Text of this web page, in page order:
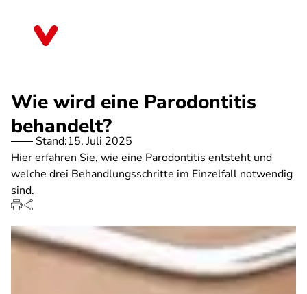
Wie wird eine Parodontitis
behandelt?
Stand:15. Juli 2025
Hier erfahren Sie, wie eine Parodontitis entsteht und
welche drei Behandlungsschritte im Einzelfall notwendig
sind.